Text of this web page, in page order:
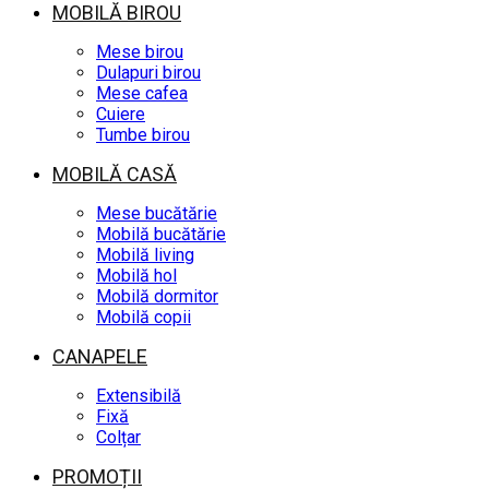
MOBILĂ BIROU
Mese birou
Dulapuri birou
Mese cafea
Cuiere
Tumbe birou
MOBILĂ CASĂ
Mese bucătărie
Mobilă bucătărie
Mobilă living
Mobilă hol
Mobilă dormitor
Mobilă copii
CANAPELE
Extensibilă
Fixă
Colțar
PROMOȚII